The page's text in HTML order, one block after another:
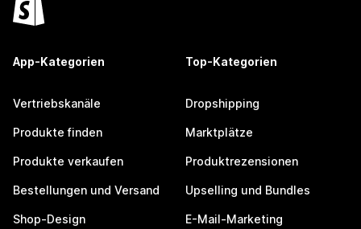
App-Kategorien
Vertriebskanäle
Produkte finden
Produkte verkaufen
Bestellungen und Versand
Shop-Design
Top-Kategorien
Dropshipping
Marktplätze
Produktrezensionen
Upselling und Bundles
E-Mail-Marketing